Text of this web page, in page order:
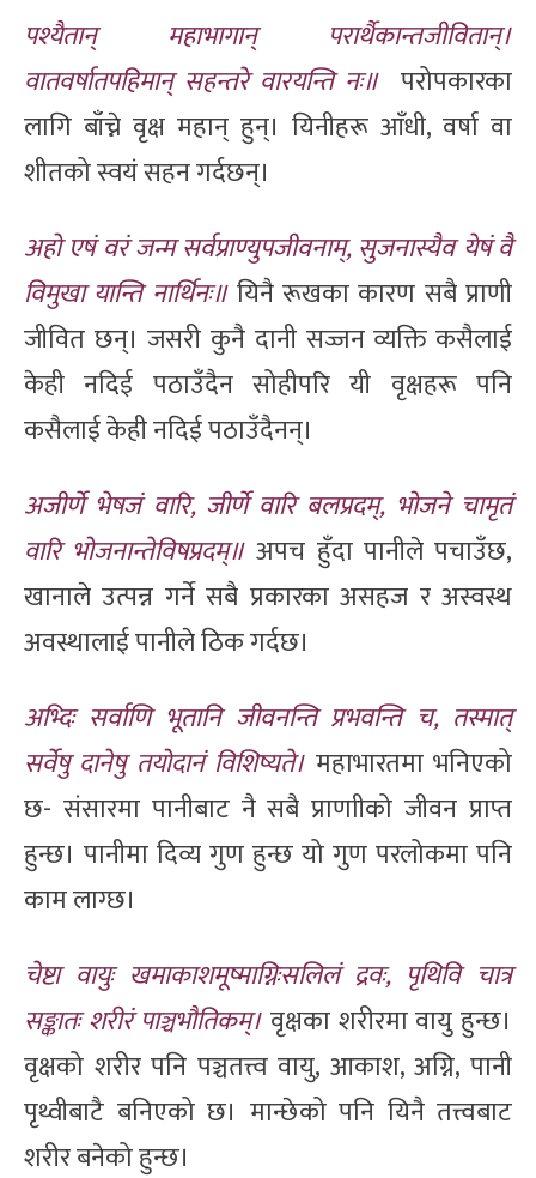
पश्यैतान् महाभागान् परार्थैकान्तजीवितान्।
वातवर्षातपहिमान् सहन्तरे वारयन्ति नः॥ परोपकारका
लागि बाँच्ने वृक्ष महान् हुन्। यिनीहरू आँधी, वर्षा वा
शीतको स्वयं सहन गर्दछन्।
अहो एषं वरं जन्म सर्वप्राण्युपजीवनाम्, सुजनास्यैव येषं वै
विमुखा यान्ति नार्थिनः॥यिनै रूखका कारण सबै प्राणी
जीवित छन्। जसरी कुनै दानी सज्जन व्यक्ति कसैलाई
केही नदिई पठाउँदैन सोहीपरि यी वृक्षहरू पनि
कसैलाई केही नदिई पठाउँदैनन्।
अजीर्णे भेषजं वारि, जीर्णे वारि बलप्रदम्, भोजने चामृतं
वारि भोजनान्तेविषप्रदम्॥ अपच हुँदा पानीले पचाउँछ,
खानाले उत्पन्न गर्ने सबै प्रकारका असहज र अस्वस्थ
अवस्थालाई पानीले ठिक गर्दछ।
अभ्दिः सर्वाणि भूतानि जीवनन्ति प्रभवन्ति च, तस्मात्
सर्वेषु दानेषु तयोदानं विशिष्यते। महाभारतमा भनिएको
छ- संसारमा पानीबाट नै सबै प्राणाीको जीवन प्राप्त
हुन्छ। पानीमा दिव्य गुण हुन्छ यो गुण परलोकमा पनि
काम लाग्छ।
चेष्टा वायुः खमाकाशमूष्माग्निःसलिलं द्रवः, पृथिवि चात्र
सङ्कातः शरीरं पाञ्चभौतिकम्।वृक्षका शरीरमा वायु हुन्छ।
वृक्षको शरीर पनि पञ्चतत्त्व वायु, आकाश, अग्नि, पानी
पृथ्वीबाटै बनिएको छ। मान्छेको पनि यिनै तत्त्वबाट
शरीर बनेको हुन्छ।